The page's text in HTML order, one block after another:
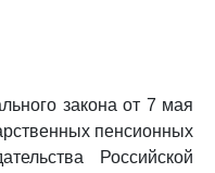
закона от 7 мая
пенсионных
Российской